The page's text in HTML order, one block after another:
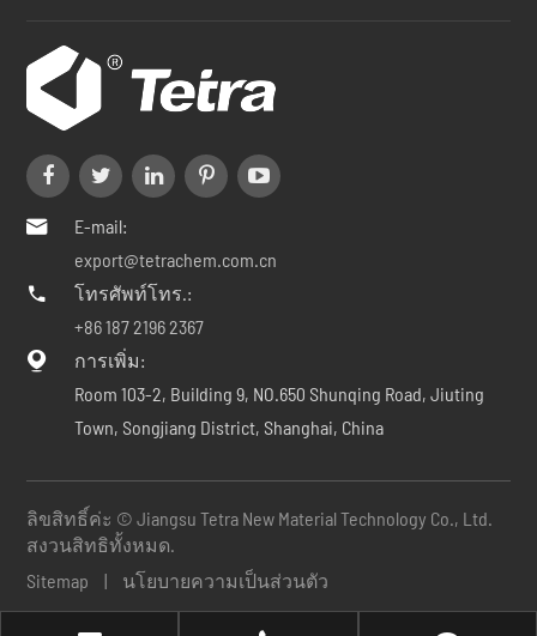

E-mail:
export@tetrachem.com.cn

โทรศัพท์โทร.:
+86 187 2196 2367

การเพิ่ม:
Room 103-2, Building 9, NO.650 Shunqing Road, Jiuting
Town, Songjiang District, Shanghai, China
ลิขสิทธิ์ค่ะ ©Jiangsu Tetra New Material Technology Co., Ltd.
สงวนสิทธิทั้งหมด.
Sitemap
| นโยบายความเป็นส่วนตัว